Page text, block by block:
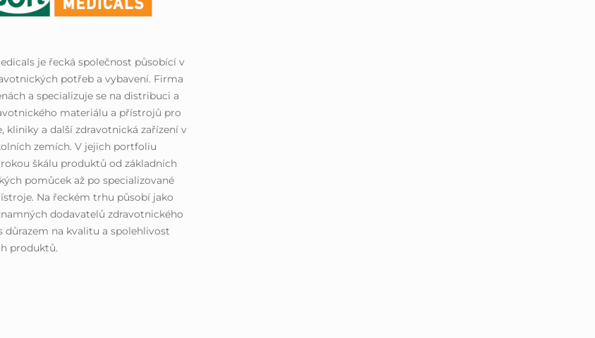
je řecká společnost působící v
potřeb a vybavení. Firma
a specializuje se na distribuci a
materiálu a přístrojů pro
kliniky a další zdravotnická zařízení v
zemích. V jejich portfoliu
škálu produktů od základních
pomůcek až po specializované
Na řeckém trhu působí jako
dodavatelů zdravotnického
důrazem na kvalitu a spolehlivost
produktů.